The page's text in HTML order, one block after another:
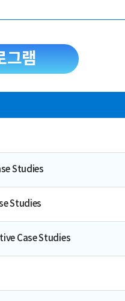
그램
Studies
Studies
Case Studies